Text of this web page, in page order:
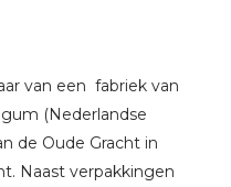
van een fabriek van
(Nederlandse
de Oude Gracht in
Naast verpakkingen